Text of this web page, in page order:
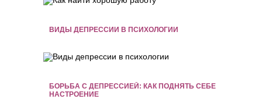
ВИДЫ ДЕПРЕССИИ В ПСИХОЛОГИИ
БОРЬБА С ДЕПРЕССИЕЙ: КАК ПОДНЯТЬ СЕБЕ
НАСТРОЕНИЕ